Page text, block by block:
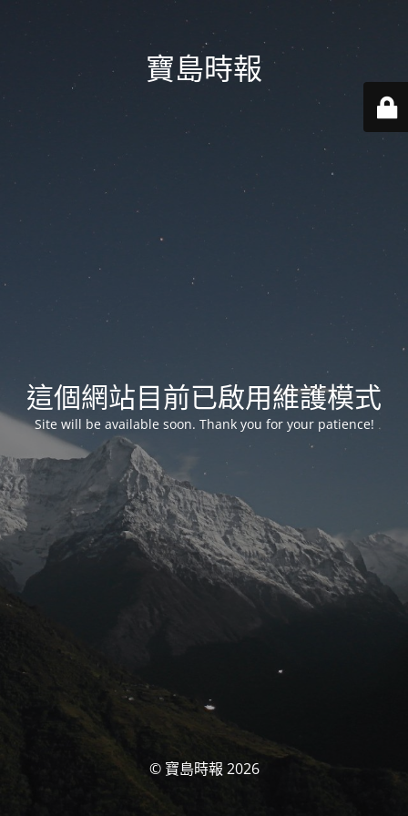
寶島時報
這個網站目前已啟用維護模式
Site will be available soon. Thank you for your patience!
© 寶島時報 2026